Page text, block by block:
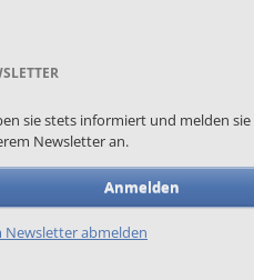
sie stets informiert und melden sie
Newsletter an.
Anmelden
Newsletter abmelden